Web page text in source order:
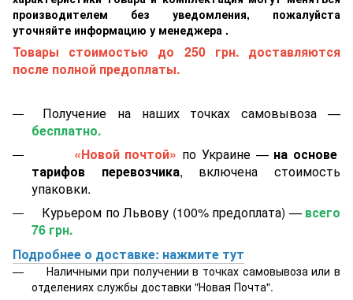
производителем без уведомления, пожалуйста
уточняйте информацию у менеджера .
Товары стоимостью до 250 грн. доставляются
после полной предоплаты.
Получение на наших точках самовывоза —
бесплатно.
«Новой почтой» по Украине — на основе
тарифов перевозчика, включена стоимость
упаковки.
Курьером по Львову (100% предоплата) — всего
76 грн.
Подробнее о доставке: нажмите тут
Наличными при получении в точках самовывоза или в
отделениях службы доставки "Новая Почта".